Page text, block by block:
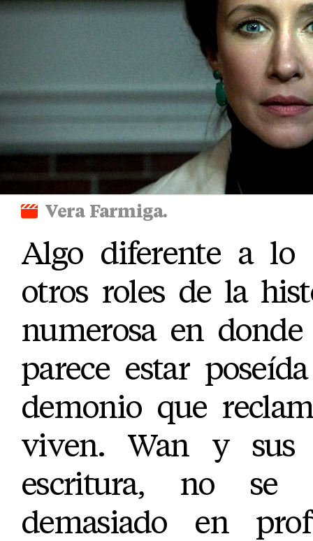
Vera Farmiga.
Algo diferente a lo
otros roles de la
numerosa en
parece estar
demonio que
viven. Wan y sus
escritura, no se
demasiado en